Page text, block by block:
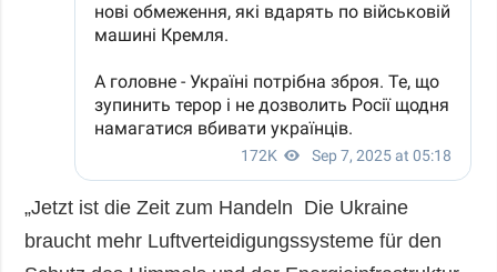
„Jetzt ist die Zeit zum Handeln Die Ukraine
braucht mehr Luftverteidigungssysteme für den